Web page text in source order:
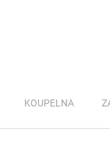
KOUPELNA